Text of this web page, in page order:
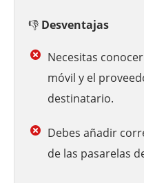
👎 Desventajas
Necesitas
móvil y el
destinatario.
Debes añadir
de las pasarelas